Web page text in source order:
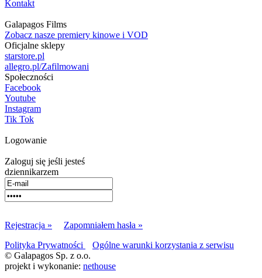
Kontakt
Galapagos Films
Zobacz nasze premiery kinowe i VOD
Oficjalne sklepy
starstore.pl
allegro.pl/Zafilmowani
Społeczności
Facebook
Youtube
Instagram
Tik Tok
Logowanie
Zaloguj się jeśli jesteś
dziennikarzem
Rejestracja »
Zapomniałem hasła »
Polityka Prywatności
Ogólne warunki korzystania z serwisu
© Galapagos Sp. z o.o.
projekt i wykonanie: nethouse